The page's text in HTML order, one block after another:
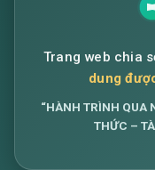
Trang web chia
dung
“HÀNH TRÌNH QUA
THỨC –